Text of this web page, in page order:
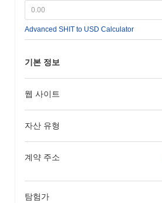
Advanced SHIT to USD Calculator
기본 정보
웹 사이트
자산 유형
계약 주소
탐험가
Shitcoin (TON)의 차별점은 무엇
Shitcoin (TON)은 다단계 샤딩 패러다
거래를 처리할 수 있도록 하여 대규모
효율적입니다. 이 프로젝트는 강력한
를 보장하는 비잔틴 장애 허용(BFT) 합
또한, Shitcoin (TON)은 다른 블록체인
통해 이루어집니다. 이 플랫폼은 분산
을 간소화하는 SDK를 포함한 포괄적
Shitcoin (TON)은 블록체인 공간 내에
사용 사례에 대한 다재다능하고 확장